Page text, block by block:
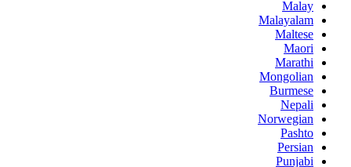
Malay
Malayalam
Maltese
Maori
Marathi
Mongolian
Burmese
Nepali
Norwegian
Pashto
Persian
Punjabi